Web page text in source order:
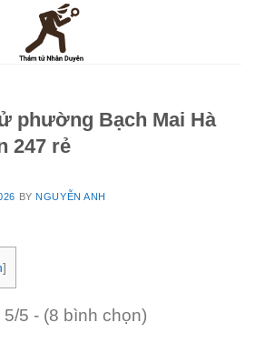
phường Bạch Mai Hà
247 rẻ
BY NGUYỄN ANH
]
5/5 - (8 bình chọn)